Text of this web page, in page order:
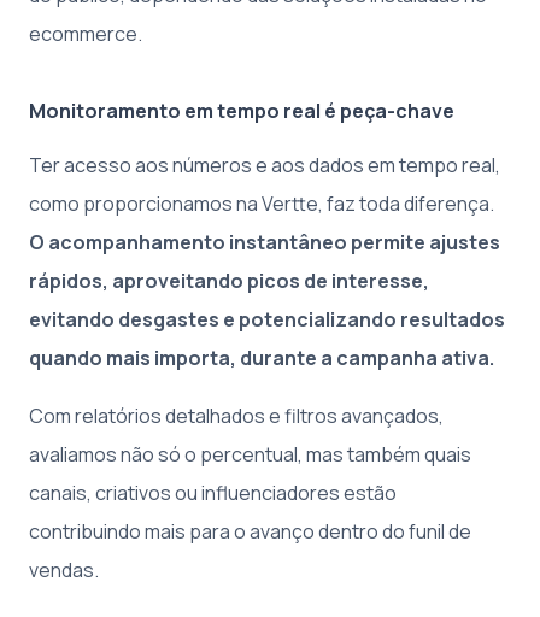
ecommerce.
Monitoramento em tempo real é peça-chave
Ter acesso aos números e aos dados em tempo real,
como proporcionamos na Vertte, faz toda diferença.
O acompanhamento instantâneo permite ajustes
rápidos, aproveitando picos de interesse,
evitando desgastes e potencializando resultados
quando mais importa, durante a campanha ativa.
Com relatórios detalhados e filtros avançados,
avaliamos não só o percentual, mas também quais
canais, criativos ou influenciadores estão
contribuindo mais para o avanço dentro do funil de
vendas.